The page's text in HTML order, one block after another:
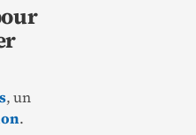
, un
.